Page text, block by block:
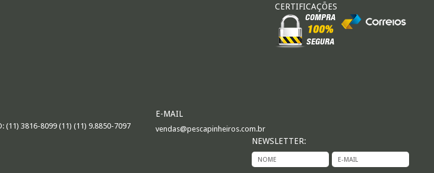
CERTIFICAÇÕES
(11) 3816-8099 (11) (11) 9.8850-7097
E-MAIL
vendas@pescapinheiros.com.br
NEWSLETTER: